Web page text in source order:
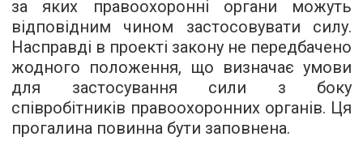
за яких правоохоронні органи можуть
відповідним чином застосовувати силу.
Насправді в проекті закону не передбачено
жодного положення, що визначає умови
для застосування сили з боку
співробітників правоохоронних органів. Ця
прогалина повинна бути заповнена.